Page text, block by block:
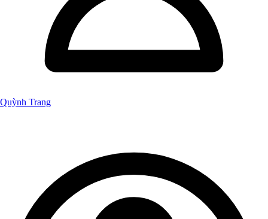
Quỳnh Trang